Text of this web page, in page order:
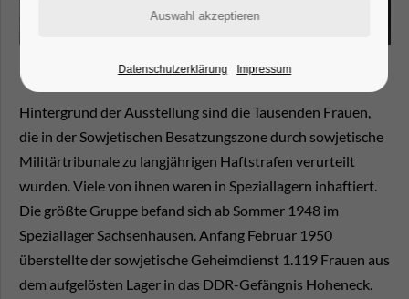
Hintergrund der Ausstellung sind die Tausenden Frauen,
die in der Sowjetischen Besatzungszone durch sowjetische
Militärtribunale zu langjährigen Haftstrafen verurteilt
wurden. Viele von ihnen waren in Speziallagern inhaftiert.
Die größte Gruppe befand sich ab Sommer 1948 im
Speziallager Sachsenhausen. Anfang Februar 1950
überstellte der sowjetische Geheimdienst 1.119 Frauen aus
dem aufgelösten Lager in das DDR-Gefängnis Hoheneck.
Datenschutzerklärung Impressum